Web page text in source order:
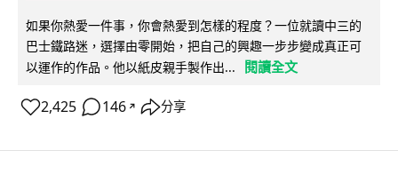
如果你熱愛一件事，你會熱愛到怎樣的程度？一位就讀中三的
巴士鐵路迷，選擇由零開始，把自己的興趣一步步變成真正可
以運作的作品。他以紙皮親手製作出...
閱讀全文
2,425 146 ↗ 分享